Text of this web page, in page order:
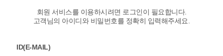
회원 서비스를 이용하시려면 로그인이 필요합니다.
고객님의 아이디와 비밀번호를 정확히 입력해주세요.
ID(E-MAIL)